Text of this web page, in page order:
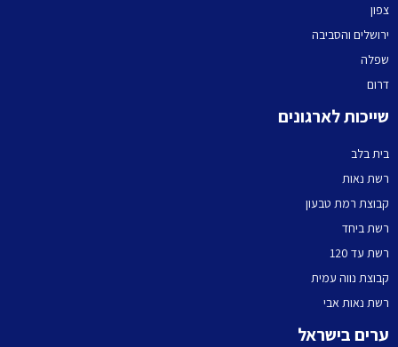
צפון
ירושלים והסביבה
שפלה
דרום
שייכות לארגונים
בית בלב
רשת נאות
קבוצת רמת טבעון
רשת ביחד
רשת עד 120
קבוצת נווה עמית
רשת נאות אבי
ערים בישראל